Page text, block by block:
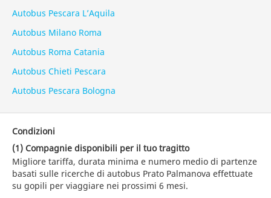
Autobus Pescara L’Aquila
Autobus Milano Roma
Autobus Roma Catania
Autobus Chieti Pescara
Autobus Pescara Bologna
Condizioni
(1) Compagnie disponibili per il tuo tragitto
Migliore tariffa, durata minima e numero medio di partenze
basati sulle ricerche di autobus Prato Palmanova effettuate
su gopili per viaggiare nei prossimi 6 mesi.